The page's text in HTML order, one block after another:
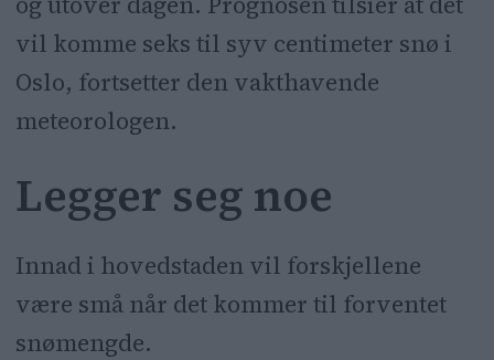
vil komme seks til syv centimeter snø i
Oslo, fortsetter den vakthavende
meteorologen.
Legger seg noe
Innad i hovedstaden vil forskjellene
være små når det kommer til forventet
snømengde.